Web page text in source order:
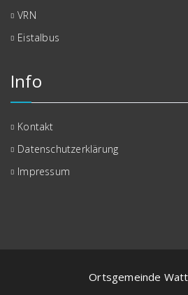
VRN
Eistalbus
Info
Kontakt
Datenschutzerklärung
Impressum
Ortsgemeinde